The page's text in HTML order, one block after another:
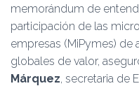
memorándum de
participación de las
empresas (MiPymes) de
globales de valor,
Márquez, secretaria de